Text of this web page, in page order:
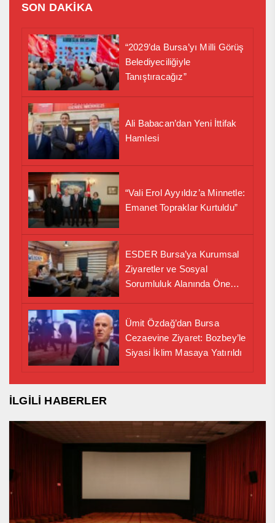
SON DAKİKA
“2029’da Bursa’yı Milli Görüş
Belediyeciliğiyle
Tanıştıracağız”
Ali Babacan’dan Yeni İttifak
Hamlesi
“Vali Erol Ayyıldız’a Minnetle:
Emanet Topraklar Kurtuldu”
ESDER Bursa’ya Kurumsal
Ziyaretler ve Sosyal
Sorumluluk Alanında Önemli
Ümit Özdağ’dan Bursa
Cezaevine Ziyaret: Bozbey’le
Siyasi İklim Masaya Yatırıldı
İLGİLİ HABERLER